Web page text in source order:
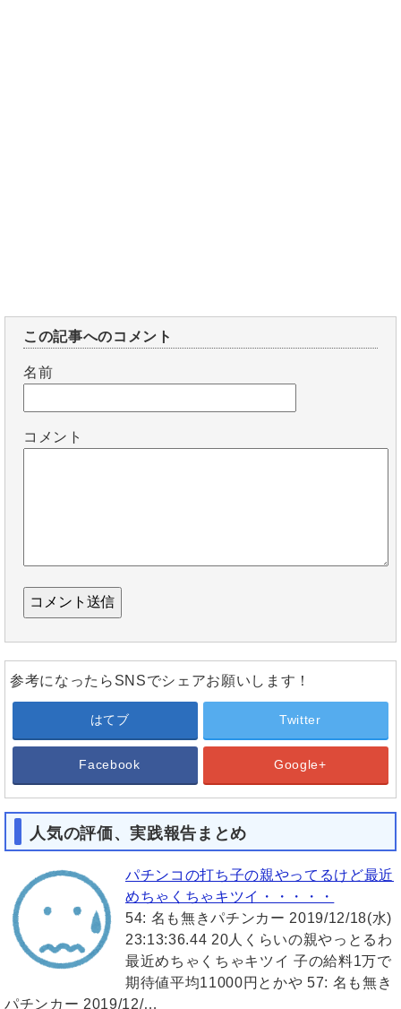
この記事へのコメント
名前
コメント
参考になったらSNSでシェアお願いします！
はてブ Twitter
Facebook Google+
人気の評価、実践報告まとめ
パチンコの打ち子の親やってるけど最近
めちゃくちゃキツイ・・・・・
54: 名も無きパチンカー 2019/12/18(水)
23:13:36.44 20人くらいの親やっとるわ
最近めちゃくちゃキツイ 子の給料1万で
期待値平均11000円とかや 57: 名も無き
パチンカー 2019/12/…